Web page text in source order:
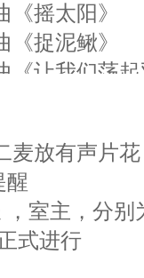
《摇太阳》
《捉泥鳅》
《让我们荡
管《我爱北
《听妈妈讲
《歌声与微
《田野的春
《外婆的澎
麦放有声片
醒
室主，分别
式进行